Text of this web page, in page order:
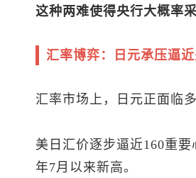
这种两难使得央行大概率
汇率博弈：日元承压逼
汇率市场上，日元正面临
美日汇价逐步逼近160重
年7月以来新高。